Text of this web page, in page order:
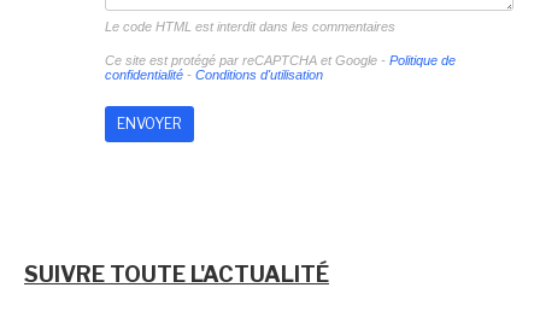
Le code HTML est interdit dans les commentaires
Ce site est protégé par reCAPTCHA et Google - Politique de
confidentialité- Conditions d'utilisation
SUIVRE TOUTE L'ACTUALITÉ